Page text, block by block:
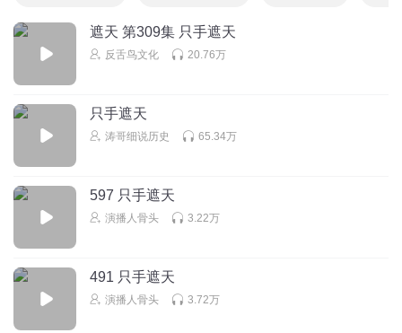
遮天 第309集 只手遮天
反舌鸟文化 20.76万
只手遮天
涛哥细说历史 65.34万
597 只手遮天
演播人骨头 3.22万
491 只手遮天
演播人骨头 3.72万